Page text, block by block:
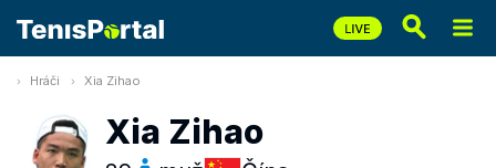
Hráči Xia Zihao
Xia Zihao